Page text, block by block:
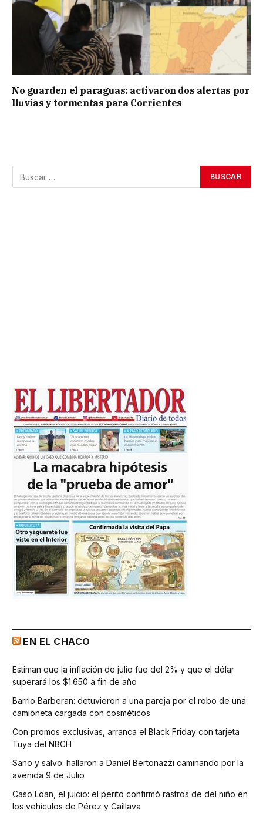
No guarden el paraguas: activaron dos alertas por
lluvias y tormentas para Corrientes
EN EL CHACO
Estiman que la inflación de julio fue del 2% y que el dólar
superará los $1.650 a fin de año
Barrio Barberan: detuvieron a una pareja por el robo de una
camioneta cargada con cosméticos
Con promos exclusivas, arranca el Black Friday con tarjeta
Tuya del NBCH
Sano y salvo: hallaron a Daniel Bertonazzi caminando por la
avenida 9 de Julio
Caso Loan, el juicio: el perito confirmó rastros de del niño en
los vehículos de Pérez y Caillava